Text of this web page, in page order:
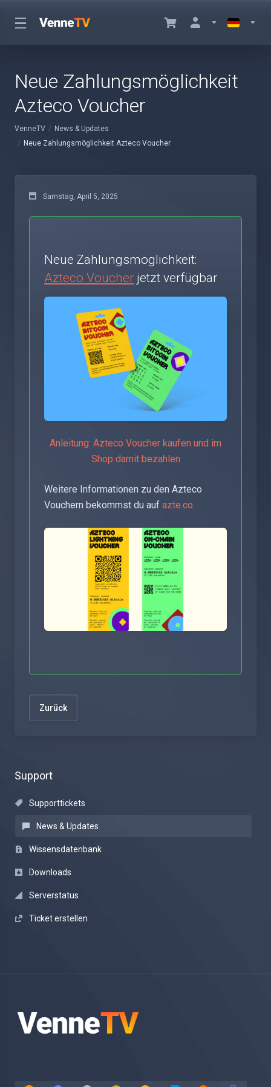
Neue Zahlungsmöglichkeit
Azteco Voucher
VenneTV
News & Updates
Neue Zahlungsmöglichkeit Azteco Voucher
Support
Supporttickets
News & Updates
Wissensdatenbank
Downloads
Serverstatus
Ticket erstellen
Samstag, April 5, 2025
Neue Zahlungsmöglichkeit:
Azteco Voucher jetzt verfügbar
Anleitung: Azteco Voucher kaufen und im
Shop damit bezahlen
Weitere Informationen zu den Azteco
Vouchern bekommst du auf azte.co.
Zurück